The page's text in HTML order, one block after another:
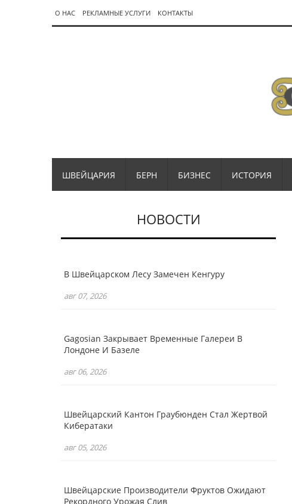
О НАС РЕКЛАМНЫЕ УСЛУГИ КОНТАКТЫ
ШВЕЙЦАРИЯ БЕРН БИЗНЕС ИСТОРИЯ
НОВОСТИ
В Швейцарском Лесу Замечен Кенгуру
авг 07, 2026
Gagosian Закрывает Временные Галереи В
Лондоне И Базеле
авг 06, 2026
Швейцарский Кантон Граубюнден Стал Жертвой
Кибератаки
авг 05, 2026
Швейцарские Производители Фруктов Ожидают
Рекордного Урожая Слив